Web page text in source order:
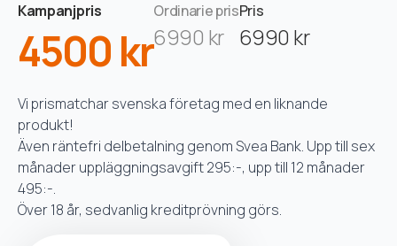
Kampanjpris
4500 kr
Ordinarie pris
6990 kr
Pris
6990 kr
Vi prismatchar svenska företag med en liknande
produkt!
Även räntefri delbetalning genom Svea Bank. Upp till sex
månader uppläggningsavgift 295:-, upp till 12 månader
495:-.
Över 18 år, sedvanlig kreditprövning görs.